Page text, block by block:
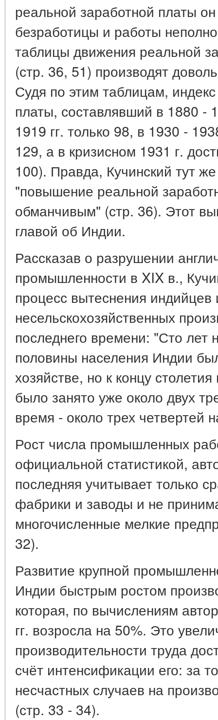
реальной заработной платы
безработицы и работы
таблицы движения реальной
(стр. 36, 51) производят
Судя по этим таблицам,
платы, составлявший в 1880 -
1919 гг. только 98, в 1930 -
129, а в кризисном 1931 г.
100). Правда, Кучинский тут
"повышение реальной
обманчивым" (стр. 36). Этот
главой об Индии.
Рассказав о разрушении
промышленности в XIX в.,
процесс вытеснения индийцев
несельскохозяйственных
последнего времени: "Сто лет
половины населения Индии
хозяйстве, но к концу
было занято уже около двух
время - около трех четвертей
Рост числа промышленных
официальной статистикой,
последняя учитывает только
фабрики и заводы и не
многочисленные мелкие
32).
Развитие крупной
Индии быстрым ростом
которая, по вычислениям
гг. возросла на 50%. Это
производительности труда
счёт интенсификации его: за
несчастных случаев на
(стр. 33 - 34).